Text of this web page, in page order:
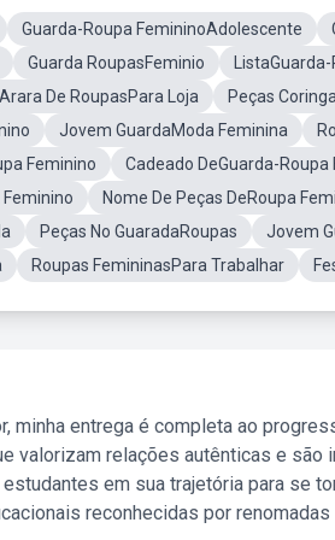
Guarda-Roupa FemininoAdolescente
Guarda RoupasFeminio
Arara De RoupasPara Loja
Peças
Jovem GuardaModa Feminina
Feminino
Cadeado DeGuarda-Roupa
Feminino
Nome De Peças DeRoupa
Peças No GuaradaRoupas Jovem
Roupas FemininasPara Trabalhar
minha entrega é completa ao
valorizam relações autênticas e
em sua trajetória para se
reconhecidas por